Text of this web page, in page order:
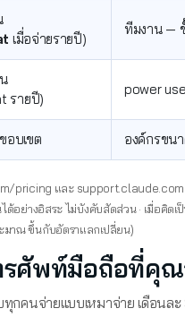
เมื่อจ่ายรายปี)
ทีมงาน —
รายปี)
power
อบเขต องค์กรขน
pricing และ support.claude.com
อย่างอิสระ ไม่บังคับสัดส่วน · เมื่อคิด
มาณ ขึ้นกับอัตราแลกเปลี่ยน)
รศัพท์มือถือที่คุ
คนจ่ายแบบเหมาจ่าย เดือนล